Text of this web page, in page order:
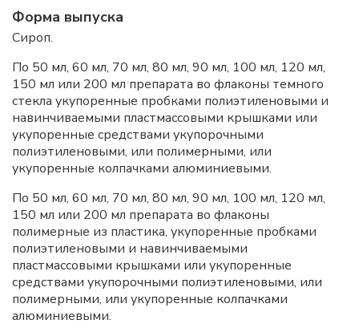
Форма выпуска
Сироп.
По 50 мл, 60 мл, 70 мл, 80 мл, 90 мл, 100 мл, 120 мл,
150 мл или 200 мл препарата во флаконы темного
стекла укупоренные пробками полиэтиленовыми и
навинчиваемыми пластмассовыми крышками или
укупоренные средствами укупорочными
полиэтиленовыми, или полимерными, или
укупоренные колпачками алюминиевыми.
По 50 мл, 60 мл, 70 мл, 80 мл, 90 мл, 100 мл, 120 мл,
150 мл или 200 мл препарата во флаконы
полимерные из пластика, укупоренные пробками
полиэтиленовыми и навинчиваемыми
пластмассовыми крышками или укупоренные
средствами укупорочными полиэтиленовыми, или
полимерными, или укупоренные колпачками
алюминиевыми.